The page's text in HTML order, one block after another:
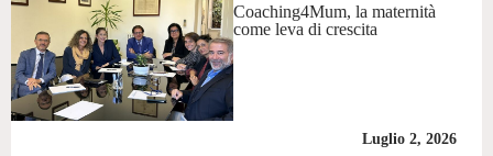
Coaching4Mum, la maternità
come leva di crescita
Luglio 2, 2026